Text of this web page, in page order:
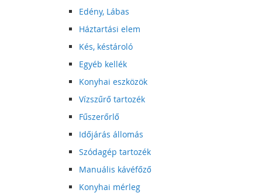
Edény, Lábas
Háztartási elem
Kés, késtároló
Egyéb kellék
Konyhai eszközök
Vízszűrő tartozék
Fűszerőrlő
Időjárás állomás
Szódagép tartozék
Manuális kávéfőző
Konyhai mérleg